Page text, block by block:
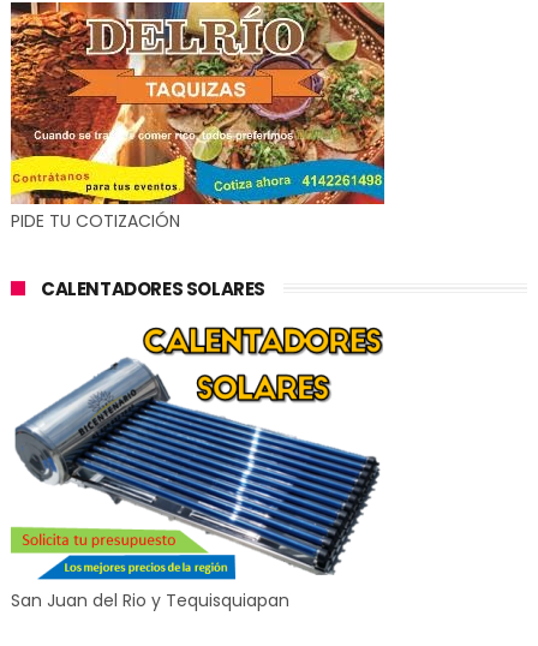
PIDE TU COTIZACIÓN
CALENTADORES SOLARES
San Juan del Rio y Tequisquiapan